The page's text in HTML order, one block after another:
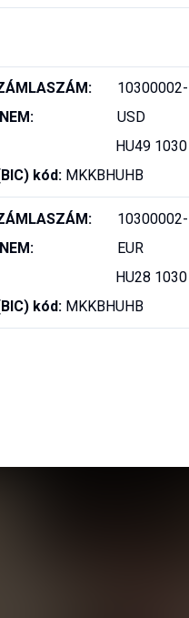
USD
1030 0002
kód: MKKBHUHB
EUR
HU28
kód: MKKBHUHB